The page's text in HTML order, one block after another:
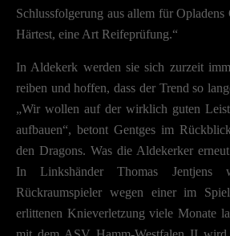
Schlussfolgerung aus allem für
Härtest, eine Art Reifeprüfung.“
In Aldekerk werden sie sich zurzeit
reiben und hoffen, dass der Trend so
„Wir wollen auf der wirklich guten
aufbauen“, betont Gentges im
den Dragons. Was die Aldekerker
In Linkshänder Thomas Jentjens
Rückraumspieler wegen einer im
erlittenen Knieverletzung viele Monate